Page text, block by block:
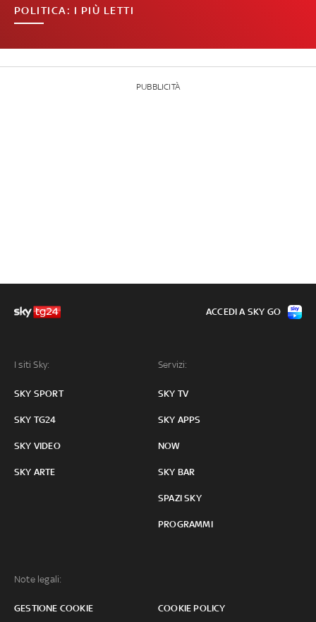
POLITICA: I PIÙ LETTI
PUBBLICITÀ
I siti Sky:
SKY SPORT
SKY TG24
SKY VIDEO
SKY ARTE
Servizi:
SKY TV
SKY APPS
NOW
SKY BAR
SPAZI SKY
PROGRAMMI
Note legali:
GESTIONE COOKIE COOKIE POLICY
ACCEDI A SKY GO